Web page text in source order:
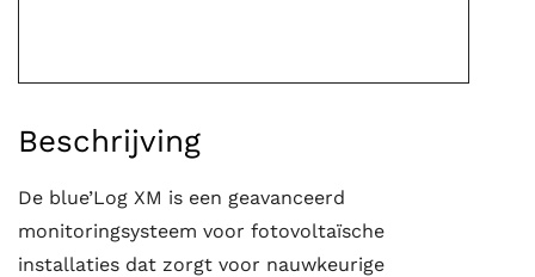
Beschrijving
De blue’Log XM is een geavanceerd
monitoringsysteem voor fotovoltaïsche
installaties dat zorgt voor nauwkeurige